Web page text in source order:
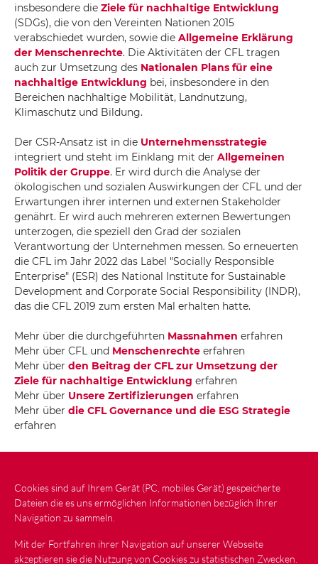
insbesondere die Ziele für nachhaltige Entwicklung
(SDGs), die von den Vereinten Nationen 2015
verabschiedet wurden, sowie die Allgemeine Erklärung
der Menschenrechte. Die Aktivitäten der CFL tragen
auch zur Umsetzung des Nationalen Plans für eine
nachhaltige Entwicklung bei, insbesondere in den
Bereichen nachhaltige Mobilität, Landnutzung,
Klimaschutz und Bildung.
Der CSR-Ansatz ist in die Unternehmensstrategie
integriert und steht im Einklang mit der Allgemeinen
Politik der Gruppe. Er wird durch die Analyse der
ökologischen und sozialen Auswirkungen der CFL und der
Erwartungen ihrer internen und externen Stakeholder
genährt. Er wird auch mehreren externen Bewertungen
unterzogen, die speziell den Grad der sozialen
Verantwortung der Unternehmen messen. So erneuerten
die CFL im Jahr 2022 das Label "Socially Responsible
Enterprise" (ESR) des National Institute for Sustainable
Development and Corporate Social Responsibility (INDR),
das die CFL 2019 zum ersten Mal erhalten hatte.
Mehr über die durchgeführten Massnahmen erfahren
Mehr über CFL und Menschenrechte erfahren
Mehr über den Beitrag der CFL zur Umsetzung der
Ziele für nachhaltige Entwicklung erfahren
Mehr über Unsere Zertifizierungen erfahren
Mehr über die CFL Governance und die ESG Strategie
erfahren
Neuigkeiten Kontakt Seitenplan
Gesetzliche Bestimmungen
Schutz personenbezogener Daten
Cookies sind auf Ihrem Gerät (PC, mobiles Gerät) gespeicherte
Dateien die es uns ermöglichen Informationen bezüglich Ihrer
Navigation zu sammeln.
Mit der Fortfahren ihrer Navigation auf unserer Webseite
akzeptieren sie die Nutzung von Cookies zu statistischen Zwecken.